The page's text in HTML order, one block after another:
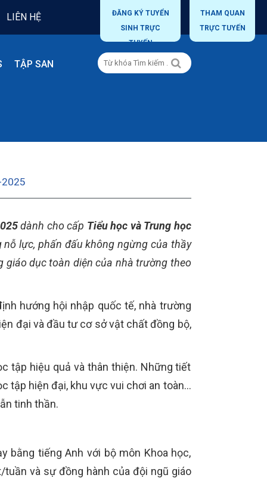
LIÊN HỆ
ĐĂNG KÝ TUYỂN
SINH TRỰC
TUYẾN
THAM QUAN
TRỰC TUYẾN
TẬP SAN
2025
dành cho cấp Tiểu học và Trung học
lực, phấn đấu không ngừng của thầy
giáo dục toàn diện của nhà trường theo
hướng hội nhập quốc tế, nhà trường
đại và đầu tư cơ sở vật chất đồng bộ,
tập hiệu quả và thân thiện. Những tiết
tập hiện đại, khu vực vui chơi an toàn…
tinh thần.
bằng tiếng Anh với bộ môn Khoa học,
tuần và sự đồng hành của đội ngũ giáo